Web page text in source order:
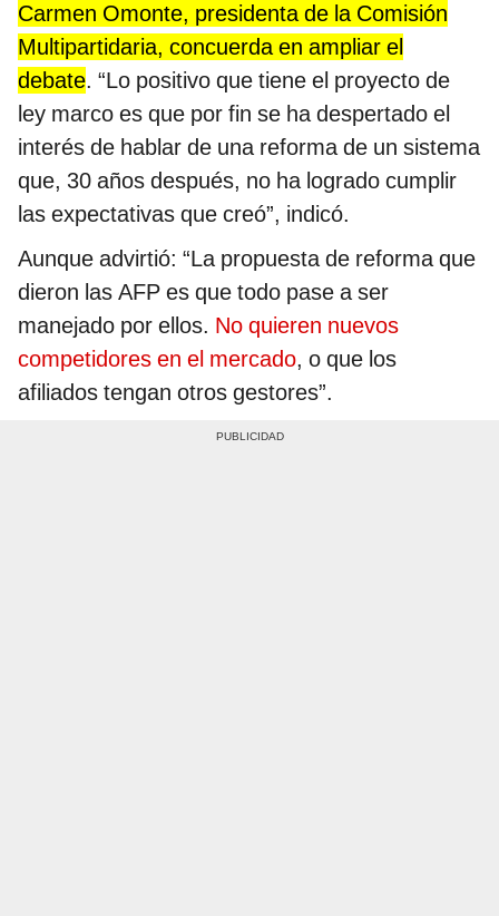
Carmen Omonte, presidenta de la Comisión
Multipartidaria, concuerda en ampliar el
debate. “Lo positivo que tiene el proyecto de
ley marco es que por fin se ha despertado el
interés de hablar de una reforma de un sistema
que, 30 años después, no ha logrado cumplir
las expectativas que creó”, indicó.
Aunque advirtió: “La propuesta de reforma que
dieron las AFP es que todo pase a ser
manejado por ellos. No quieren nuevos
competidores en el mercado, o que los
afiliados tengan otros gestores”.